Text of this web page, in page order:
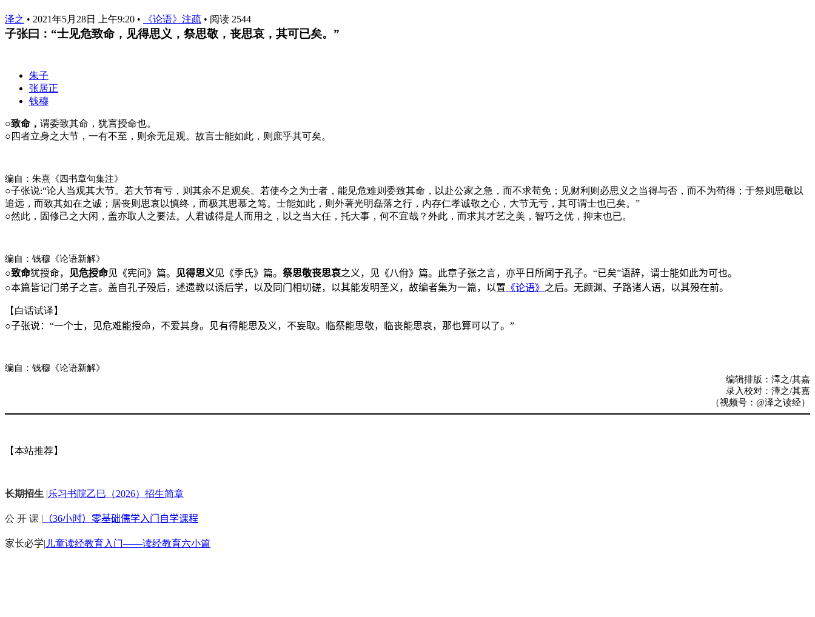
泽之 • 2021年5月28日 上午9:20 • 《论语》注疏 • 阅读 2544
子张曰：“士见危致命，见得思义，祭思敬，丧思哀，其可已矣。”
朱子
张居正
钱穆
○致命， 谓委致其命，犹言授命也。
○ 四者立身之大节，一有不至，则余无足观。故言士能如此，则庶乎其可矣。
编自：朱熹《四书章句集注》
○子张说:“论人当观其大节。若大节有亏，则其余不足观矣。若使今之为士者，能见危难则委致其命，以赴公家之急，而不求苟免；见财利则必思义之当得与否，而不为苟得；于祭则思敬以
追远，而致其如在之诚；居丧则思哀以慎终，而极其思慕之笃。士能如此，则外著光明磊落之行，内存仁孝诚敬之心，大节无亏，其可谓士也已矣。”
○然此，固修己之大闲，盖亦取人之要法。人君诚得是人而用之，以之当大任，托大事，何不宜哉？外此，而求其才艺之美，智巧之优，抑末也已。
编自：钱穆《论语新解》
○致命犹授命， 见危授命见《宪问》篇。 见得思义见《季氏》篇。 祭思敬丧思哀之义，见《八佾》篇。此章子张之言，亦平日所闻于孔子。“已矣”语辞，谓士能如此为可也。
○本篇皆记门弟子之言。盖自孔子殁后，述遗教以诱后学，以及同门相切磋，以其能发明圣义，故编者集为一篇，以置 《论语》 之后。无颜渊、子路诸人语，以其殁在前。
【白话试译】
○子张说：“一个士，见危难能授命，不爱其身。见有得能思及义，不妄取。临祭能思敬，临丧能思哀，那也算可以了。”
编自：钱穆《论语新解》
编辑排版：澤之/其嘉
录入校对：澤之/其嘉
（视频号：@泽之读经）
【本站推荐】
长期招生 |乐习书院乙巳（2026）招生简章
公 开 课 | （36小时）零基础儒学入门自学课程
家长必学| 儿童读经教育入门——读经教育六小篇